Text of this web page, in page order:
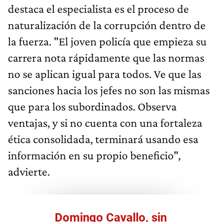
destaca el especialista es el proceso de
naturalización de la corrupción dentro de
la fuerza. "El joven policía que empieza su
carrera nota rápidamente que las normas
no se aplican igual para todos. Ve que las
sanciones hacia los jefes no son las mismas
que para los subordinados. Observa
ventajas, y si no cuenta con una fortaleza
ética consolidada, terminará usando esa
información en su propio beneficio",
advierte.
Domingo Cavallo, sin